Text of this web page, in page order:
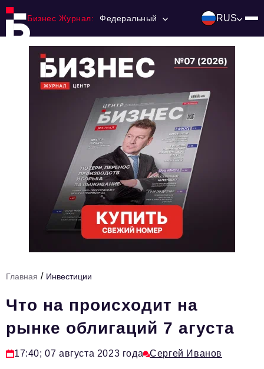
Бизнес Журнал: Федеральный RUS
Ниши и рынки
Технологии и тренды
HR
Персона номера
Юридический практикум
Главная / Инвестиции
Что на происходит на
рынке облигаций 7 агуста
17:40; 07 августа 2023 года Сергей Иванов